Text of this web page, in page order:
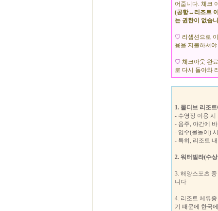
어줍니다. 체크
(공항↔리조트
는 권한이 없습
♡ 리셉션으로
용을 지불하셔
♡ 체크아웃 완
로 다시 돌아와
1. 몰디브 리조
- 수영장 이용 시
- 음주, 야간에
- 입수(물놀이)
- 특히, 리조트
2. 워터빌라(수
3. 해양스포츠
니다
4. 리조트 체류
기 때문에 한국